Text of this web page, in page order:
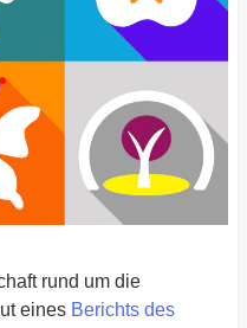
rund um die
eines Berichts des